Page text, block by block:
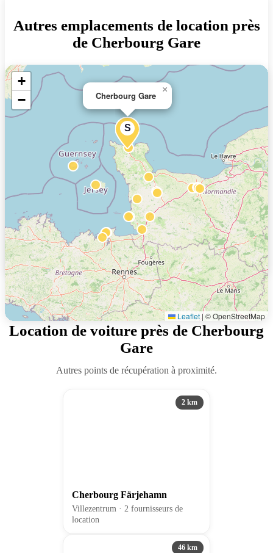
Autres emplacements de location près
de Cherbourg Gare
S
Cherbourg Gare
×
+
−
Leaflet |© OpenStreetMap
Location de voiture près de Cherbourg
Gare
Autres points de récupération à proximité.
2 km
Cherbourg Färjehamn
Villezentrum · 2 fournisseurs de
location
46 km